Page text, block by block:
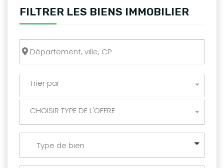
FILTRER LES BIENS IMMOBILIER
Trier par
CHOISIR TYPE DE L'OFFRE
Type de bien